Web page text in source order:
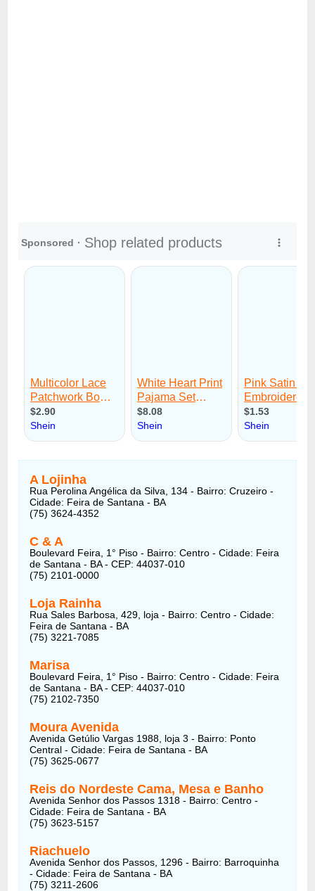
A Lojinha
Rua Perolina Angélica da Silva, 134 - Bairro: Cruzeiro -
Cidade: Feira de Santana - BA
(75) 3624-4352
C & A
Boulevard Feira, 1° Piso - Bairro: Centro - Cidade: Feira
de Santana - BA - CEP: 44037-010
(75) 2101-0000
Loja Rainha
Rua Sales Barbosa, 429, loja - Bairro: Centro - Cidade:
Feira de Santana - BA
(75) 3221-7085
Marisa
Boulevard Feira, 1° Piso - Bairro: Centro - Cidade: Feira
de Santana - BA - CEP: 44037-010
(75) 2102-7350
Moura Avenida
Avenida Getúlio Vargas 1988, loja 3 - Bairro: Ponto
Central - Cidade: Feira de Santana - BA
(75) 3625-0677
Reis do Nordeste Cama, Mesa e Banho
Avenida Senhor dos Passos 1318 - Bairro: Centro -
Cidade: Feira de Santana - BA
(75) 3623-5157
Riachuelo
Avenida Senhor dos Passos, 1296 - Bairro: Barroquinha
- Cidade: Feira de Santana - BA
(75) 3211-2606